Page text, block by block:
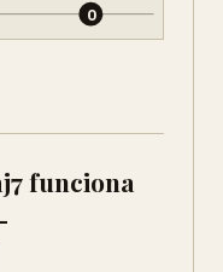
0
funciona